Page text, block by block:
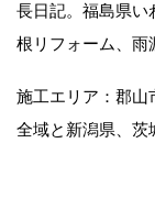
長日記。福島県い
根リフォーム、雨
施工エリア：郡山
全域と新潟県、茨